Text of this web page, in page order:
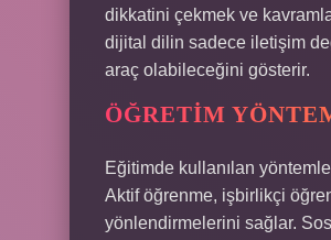
dikkatini çekmek ve
dijital dilin sadece iletişim
araç olabileceğini gösterir.
ÖĞRETIM
Eğitimde kullanılan
Aktif öğrenme, işbirlikçi
yönlendirmelerini sağlar.